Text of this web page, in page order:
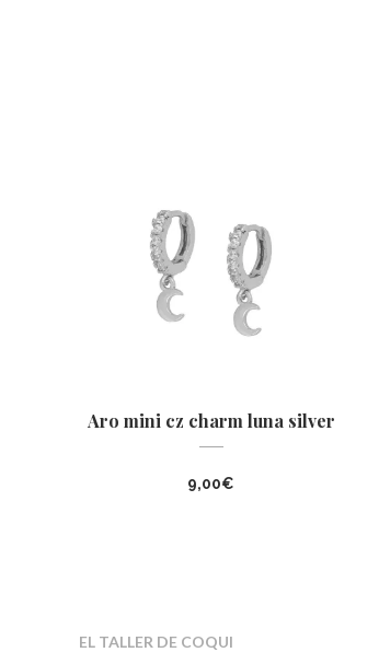
Aro mini cz charm luna silver
9,00€
EL TALLER DE COQUI